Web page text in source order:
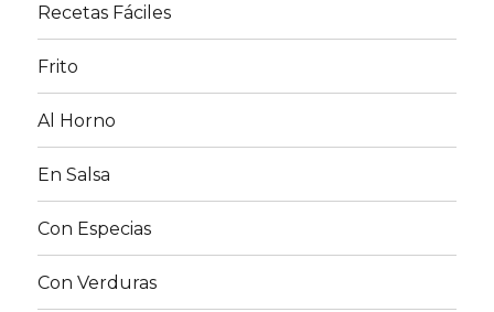
Recetas Fáciles
Frito
Al Horno
En Salsa
Con Especias
Con Verduras